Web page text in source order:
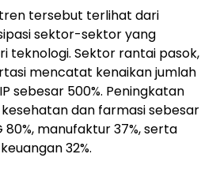
tersebut terlihat dari
sektor-sektor yang
teknologi. Sektor rantai pasok,
mencatat kenaikan jumlah
sebesar 500%. Peningkatan
dan farmasi sebesar
80%, manufaktur 37%, serta
32%.